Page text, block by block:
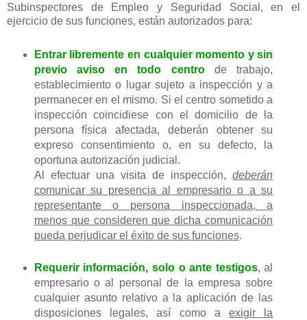
Subinspectores de Empleo y Seguridad Social, en el
ejercicio de sus funciones, están autorizados para:
Entrar libremente en cualquier momento y sin
previo aviso en todo centrode trabajo,
establecimiento o lugar sujeto a inspección y a
permanecer en el mismo. Si el centro sometido a
inspección coincidiese con el domicilio de la
persona física afectada, deberán obtener su
expreso consentimiento o, en su defecto, la
oportuna autorización judicial.
Al efectuar una visita de inspección,deberán
comunicar su presencia al empresario o a su
representante o persona inspeccionada, a
menos que consideren que dicha comunicación
pueda perjudicar el éxito de sus funciones.
Requerir información, solo o ante testigos, al
empresario o al personal de la empresa sobre
cualquier asunto relativo a la aplicación de las
disposiciones legales, así como aexigir la